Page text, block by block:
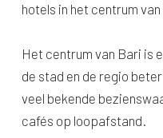
hotels in het centrum
Het centrum van Bari is
de stad en de regio
veel bekende
cafés op loopafstand.